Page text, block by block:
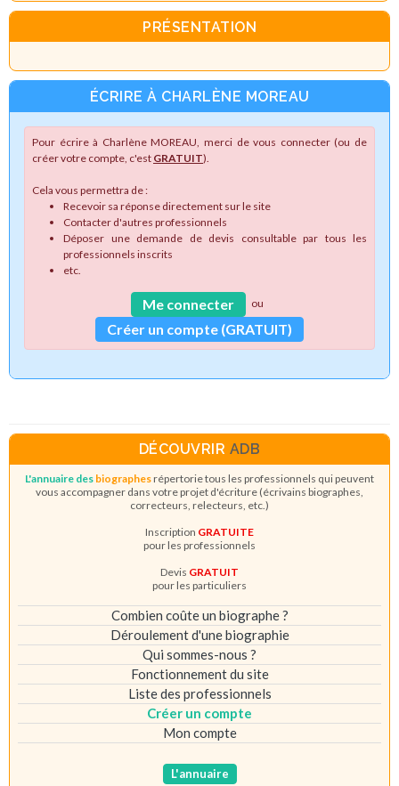
PRÉSENTATION
ÉCRIRE À CHARLÈNE MOREAU
Pour écrire à Charlène MOREAU, merci de vous connecter (ou de
créer votre compte, c'est GRATUIT).
Cela vous permettra de :
Recevoir sa réponse directement sur le site
Contacter d'autres professionnels
Déposer une demande de devis consultable par tous les
professionnels inscrits
etc.
Me connecter ou
Créer un compte (GRATUIT)
DÉCOUVRIR ADB
L'annuaire des biographesrépertorie tous les professionnels qui peuvent
vous accompagner dans votre projet d'écriture (écrivains biographes,
correcteurs, relecteurs, etc.)
Inscription GRATUITE
pour les professionnels
Devis GRATUIT
pour les particuliers
Combien coûte un biographe ?
Déroulement d'une biographie
Qui sommes-nous ?
Fonctionnement du site
Liste des professionnels
Créer un compte
Mon compte
L'annuaire